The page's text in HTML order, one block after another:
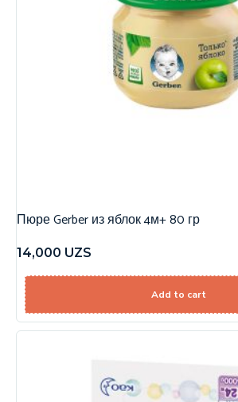
Пюре Gerber из яблок 4м+ 80 гр
14,000 UZS
Add to cart